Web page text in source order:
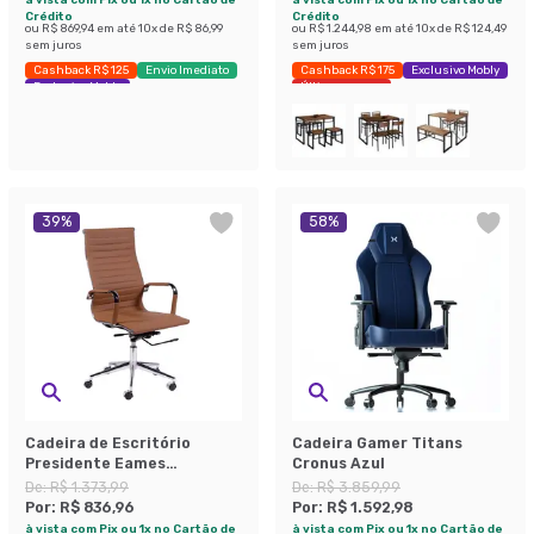
Crédito
ou R$ 869,94 em até10x de R$ 86,99
sem juros
Cashback R$ 125
Envio Imediato
Exclusivo Mobly
Crédito
ou R$ 1.244,98 em até10x de R$ 124,49
sem juros
Cashback R$ 175
Exclusivo Mobly
Últimas peças
39%
Cadeira de Escritório
Presidente Eames
Esteirinha Caramelo
De:R$ 1.373,99
Por: R$ 836,96
à vista com Pix ou 1x no Cartão de
58%
Cadeira Gamer Titans
Cronus Azul
De:R$ 3.859,99
Por: R$ 1.592,98
à vista com Pix ou 1x no Cartão de